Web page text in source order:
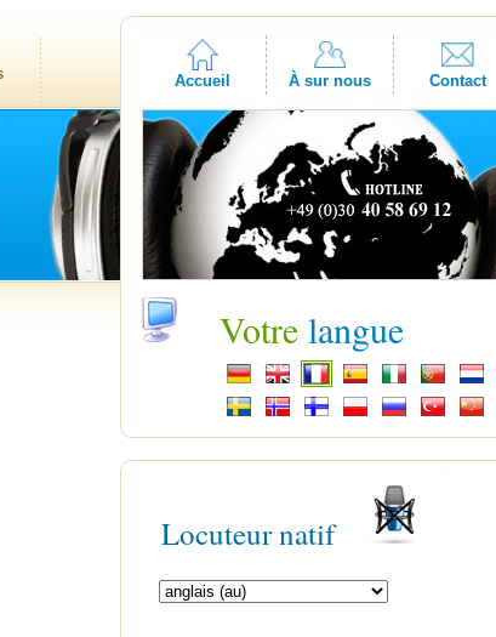
Accueil À sur nous Contact
Votre langue
Locuteur natif